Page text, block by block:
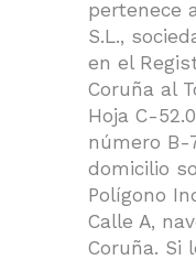
pertenece
S.L.,
en el
Coruña al
Hoja C-
número B-
domicilio
Polígono
Calle A,
Coruña. Si